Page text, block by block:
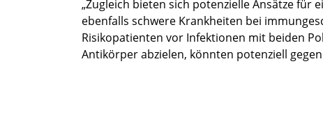
„Zugleich bieten sich potenzielle Ansätze für
ebenfalls schwere Krankheiten bei
Risikopatienten vor Infektionen mit beiden
Antikörper abzielen, könnten potenziell